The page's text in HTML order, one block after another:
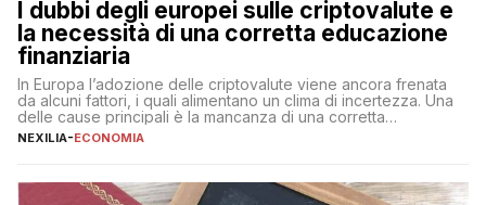
I dubbi degli europei sulle criptovalute e
la necessità di una corretta educazione
finanziaria
In Europa l’adozione delle criptovalute viene ancora frenata
da alcuni fattori, i quali alimentano un clima di incertezza. Una
delle cause principali è la mancanza di una corretta
educazione finanziaria, che impedisce ad una larga parte della
sulle criptovalute: […]
NEXILIA-ECONOMIA